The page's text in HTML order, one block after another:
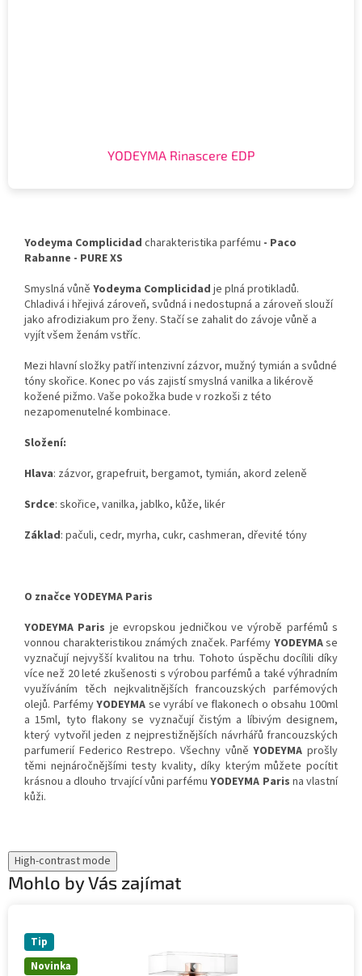
YODEYMA Rinascere EDP
Yodeyma Complicidad charakteristika parfému - Paco
Rabanne - PURE XS
Smyslná vůně Yodeyma Complicidad je plná protikladů.
Chladivá i hřejivá zároveň, svůdná i nedostupná a zároveň slouží
jako afrodiziakum pro ženy. Stačí se zahalit do závoje vůně a
vyjít všem ženám vstříc.
Mezi hlavní složky patří intenzivní zázvor, mužný tymián a svůdné
tóny skořice. Konec po vás zajistí smyslná vanilka a likérově
kožené pižmo. Vaše pokožka bude v rozkoši z této
nezapomenutelné kombinace.
Složení:
Hlava: zázvor, grapefruit, bergamot, tymián, akord zeleně
Srdce: skořice, vanilka, jablko, kůže, likér
Základ: pačuli, cedr, myrha, cukr, cashmeran, dřevité tóny
O značce YODEYMA Paris
YODEYMA Paris je evropskou jedničkou ve výrobě parfémů s
vonnou charakteristikou známých značek. Parfémy YODEYMAse
vyznačují nejvyšší kvalitou na trhu. Tohoto úspěchu docílili díky
více než 20 leté zkušenosti s výrobou parfémů a také výhradním
využíváním těch nejkvalitnějších francouzských parfémových
olejů. ParfémyYODEYMA se vyrábí ve flakonech o obsahu 100ml
a 15ml, tyto flakony se vyznačují čistým a líbivým designem,
který vytvořil jeden z nejprestižnějších návrhářů francouzských
parfumerií Federico Restrepo. Všechny vůněYODEYMA prošly
těmi nejnáročnějšími testy kvality, díky kterým můžete pocítit
krásnou a dlouho trvající vůni parfémuYODEYMA Paris na vlastní
kůži.
High-contrast mode
Mohlo by Vás zajímat
Novinka
Tip